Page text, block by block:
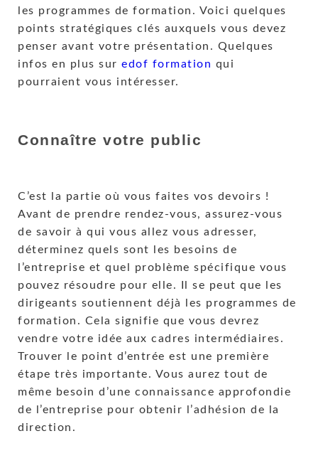
les programmes de formation. Voici quelques
points stratégiques clés auxquels vous devez
penser avant votre présentation. Quelques
infos en plus sur edof formation qui
pourraient vous intéresser.
Connaître votre public
C’est la partie où vous faites vos devoirs !
Avant de prendre rendez-vous, assurez-vous
de savoir à qui vous allez vous adresser,
déterminez quels sont les besoins de
l’entreprise et quel problème spécifique vous
pouvez résoudre pour elle. Il se peut que les
dirigeants soutiennent déjà les programmes de
formation. Cela signifie que vous devrez
vendre votre idée aux cadres intermédiaires.
Trouver le point d’entrée est une première
étape très importante. Vous aurez tout de
même besoin d’une connaissance approfondie
de l’entreprise pour obtenir l’adhésion de la
direction.